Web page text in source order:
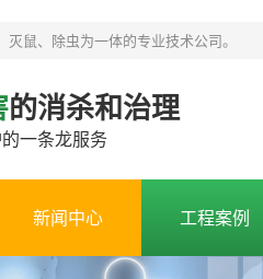
鼠、除虫为一体的专业技术公司。
的消杀和治理
一条龙服务
新闻中心 工程案例